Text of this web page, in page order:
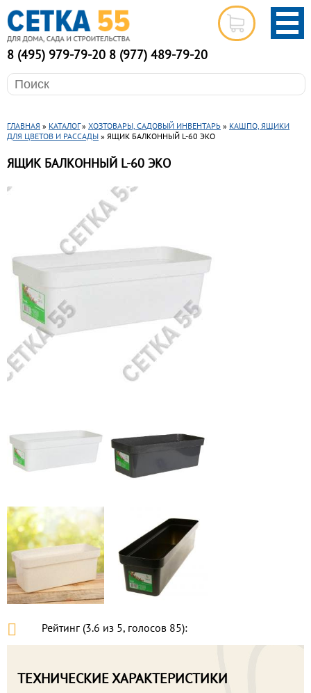
8 (495) 979-79-20 8 (977) 489-79-20
ГЛАВНАЯ » КАТАЛОГ» ХОЗТОВАРЫ, САДОВЫЙ ИНВЕНТАРЬ » КАШПО, ЯЩИКИ
ДЛЯ ЦВЕТОВ И РАССАДЫ » ЯЩИК БАЛКОННЫЙ L-60 ЭКО
ЯЩИК БАЛКОННЫЙ L-60 ЭКО
Рейтинг (3.6 из 5, голосов 85):
ТЕХНИЧЕСКИЕ ХАРАКТЕРИСТИКИ